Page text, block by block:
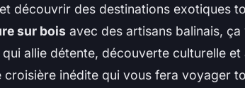
découvrir des destinations exotiques
sur bois avec des artisans balinais,
allie détente, découverte culturelle
croisière inédite qui vous fera voyager